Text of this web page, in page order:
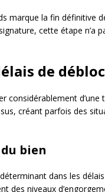
marque la fin définitive
cette étape n’a
de
d’une
créant parfois des
bien
dans les
des niveaux